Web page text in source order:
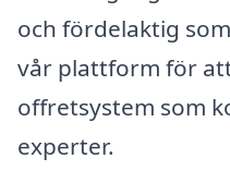
och fördelaktig
vår plattform för
offretsystem som
experter.